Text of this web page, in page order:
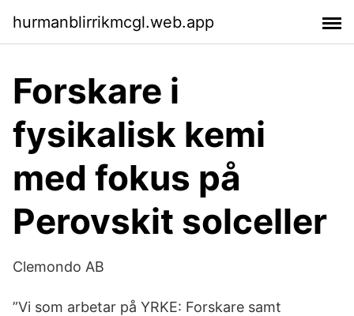
hurmanblirrikmcgl.web.app
Forskare i
fysikalisk kemi
med fokus på
Perovskit solceller
Clemondo AB
”Vi som arbetar på YRKE: Forskare samt